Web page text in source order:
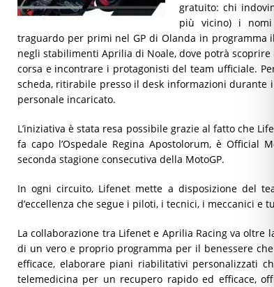
gratuito: chi
più vicino) i
traguardo per primi nel GP di Olanda in programma
negli stabilimenti Aprilia di Noale, dove potrà scoprire
corsa e incontrare i protagonisti del team ufficiale.
scheda, ritirabile presso il desk informazioni durante i
personale incaricato.
L’iniziativa è stata resa possibile grazie al fatto che
fa capo l’Ospedale Regina Apostolorum, è Official
seconda stagione consecutiva della MotoGP.
In ogni circuito, Lifenet mette a disposizione del
d’eccellenza che segue i piloti, i tecnici, i meccanici
La collaborazione tra Lifenet e Aprilia Racing va oltre
di un vero e proprio programma per il benessere
efficace, elaborare piani riabilitativi personalizzati
telemedicina per un recupero rapido ed efficace,